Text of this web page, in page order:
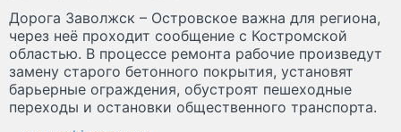
Дорога Заволжск – Островское важна для региона,
через неё проходит сообщение с Костромской
областью. В процессе ремонта рабочие произведут
замену старого бетонного покрытия, установят
барьерные ограждения, обустроят пешеходные
переходы и остановки общественного транспорта.